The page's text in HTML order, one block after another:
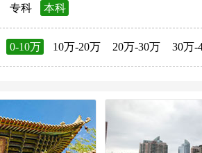
专科 本科
0-10万 10万-20万 20万-30万 30万-